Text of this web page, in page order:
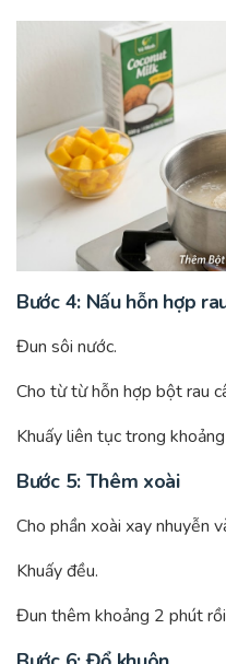
Bước 4: Nấu hỗn hợp
Đun sôi nước.
Cho từ từ hỗn hợp bột rau
Khuấy liên tục trong
Bước 5: Thêm xoài
Cho phần xoài xay nhuyễn
Khuấy đều.
Đun thêm khoảng 2 phút